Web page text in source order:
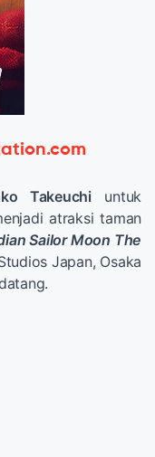
Takeuchi untuk
atraksi taman
Sailor Moon The
Japan, Osaka